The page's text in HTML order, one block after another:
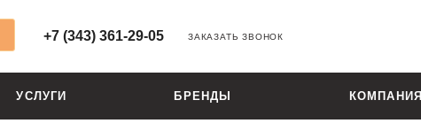
+7 (343) 361-29-05 ЗАКАЗАТЬ ЗВОНОК
УСЛУГИ БРЕНДЫ КОМПАНИЯ